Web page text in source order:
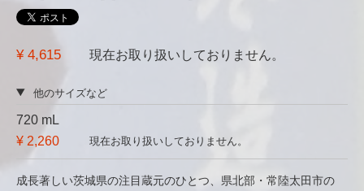
¥ 4,615 現在お取り扱いしておりません。
他のサイズなど
720 mL
¥ 2,260
現在お取り扱いしておりません。
成長著しい茨城県の注目蔵元のひとつ、県北部・常陸太田市の